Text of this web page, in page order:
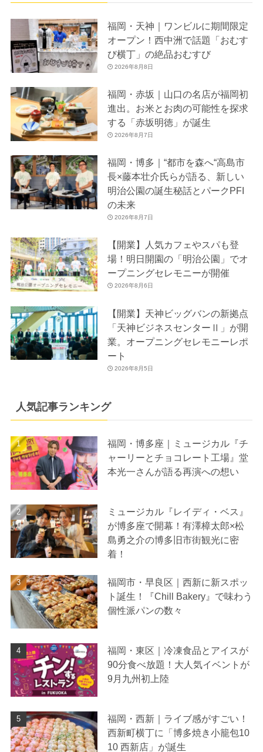
福岡・天神｜ワンビルに期間限定
オープン！西中洲で話題「おむす
び横丁」の絶品おむすび
2026年8月8日
福岡・赤坂｜山口の名店が福岡初
進出。お米とお肉の可能性を探求
する「赤坂明徳」が誕生
2026年8月7日
福岡・博多｜“都市を森へ“高島市
長×藤本壮介氏らが語る、新しい
明治公園の誕生秘話とパークPFI
の未来
2026年8月7日
【開業】人気カフェやスパも登
場！明日開園の「明治公園」でオ
ープニングセレモニーが開催
2026年8月6日
【開業】天神ビッグバンの新拠点
「天神ビジネスセンターⅡ」が開
業。オープニングセレモニーレポ
ート
2026年8月5日
人気記事ランキング
福岡・博多座｜ミュージカル『チ
ャーリーとチョコレート工場』堂
本光一さんが語る再演への想い
ミュージカル『レイディ・ベス』
が博多座で開幕！有澤樟太郎×松
島勇之介の博多旧市街観光に密
着！
福岡市・早良区｜西新に新スポッ
ト誕生！『Chill Bakery』で味わう
個性派パンの数々
福岡・東区｜冷凍食品とアイスが
90分食べ放題！大人気イベントが
9月九州初上陸
福岡・西新｜ライブ感がすごい！
西新町横丁に「博多焼き小籠包10
10 西新店」が誕生